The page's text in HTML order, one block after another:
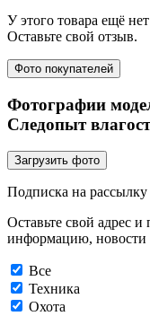
У этого товара ещё
Оставьте свой отзыв.
Фото покупателей
Фотографии
Следопыт
Загрузить фото
Подписка на рассылку
Оставьте свой адрес
информацию, новости
Все
Техника
Охота